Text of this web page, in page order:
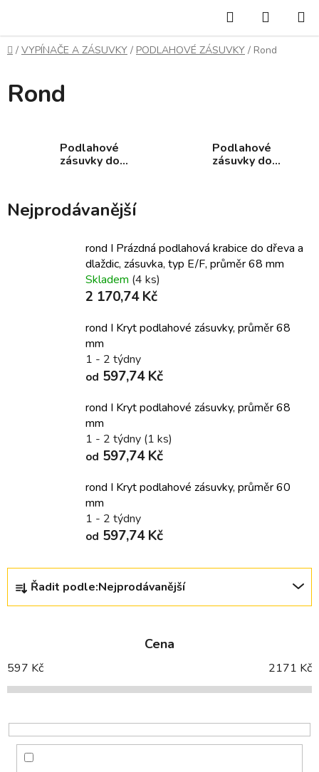
obsah
Hledat
KOŠÍK
Domů
/ VYPÍNAČE A ZÁSUVKY / PODLAHOVÉ ZÁSUVKY / Rond
Rond
Podlahové
zásuvky do
Podlahové
zásuvky do
Nejprodávanější
rond I Prázdná podlahová krabice do dřeva a
dlaždic, zásuvka, typ E/F, průměr 68 mm
Skladem (4 ks)
2 170,74 Kč
rond I Kryt podlahové zásuvky, průměr 68
mm
1 - 2 týdny
od 597,74 Kč
rond I Kryt podlahové zásuvky, průměr 68
mm
1 - 2 týdny (1 ks)
od 597,74 Kč
rond I Kryt podlahové zásuvky, průměr 60
mm
1 - 2 týdny
od 597,74 Kč
Ř
z
í
p
o
d
Řadit podle:Nejprodávanější
Cena
597 Kč 2171 Kč